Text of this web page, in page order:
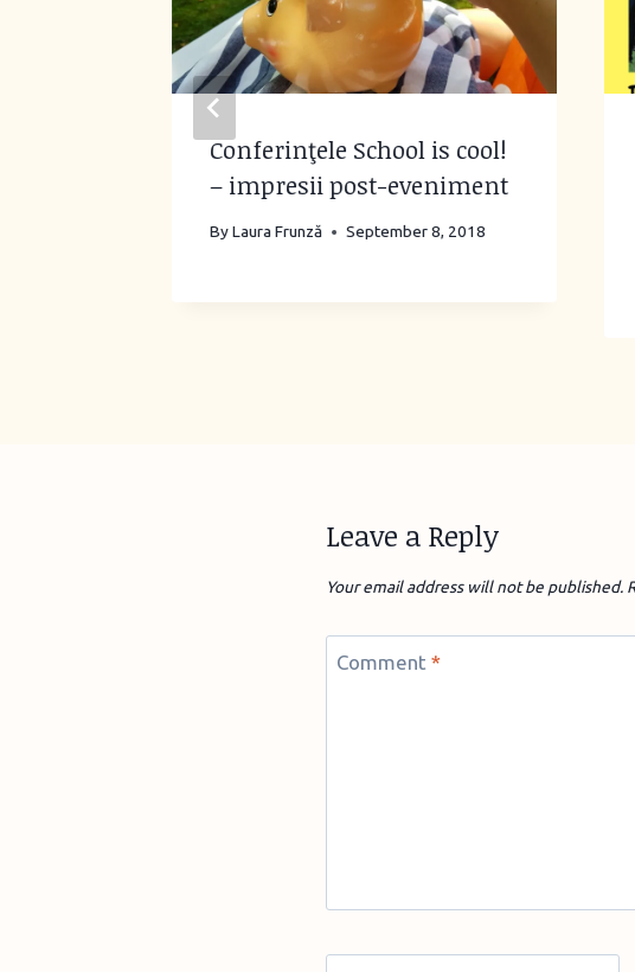
Conferinţele School is cool!
– impresii post-eveniment
ByLaura Frunză September 8, 2018
Leave a Reply
Your email address will not be published.
Comment *